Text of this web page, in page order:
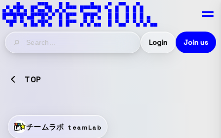
Login Join us
TOP
チームラボ teamLab